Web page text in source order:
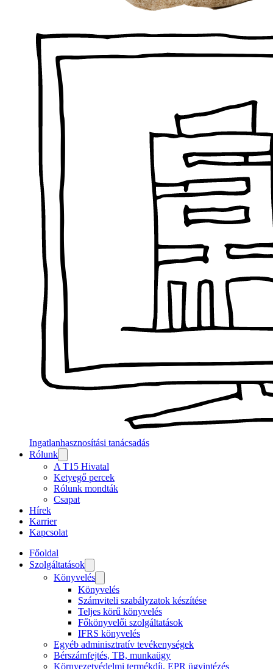
Ingatlanhasznosítási tanácsadás
Rólunk
A T15 Hivatal
Ketyegő percek
Rólunk mondták
Csapat
Hírek
Karrier
Kapcsolat
Főoldal
Szolgáltatások
Könyvelés
Könyvelés
Számviteli szabályzatok készítése
Teljes körű könyvelés
Főkönyvelői szolgáltatások
IFRS könyvelés
Egyéb adminisztratív tevékenységek
Bérszámfejtés, TB, munkaügy
Környezetvédelmi termékdíj, EPR ügyintézés